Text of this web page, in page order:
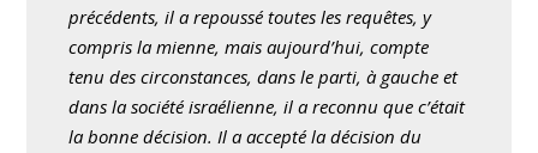
précédents, il a repoussé toutes les requêtes, y
compris la mienne, mais aujourd’hui, compte
tenu des circonstances, dans le parti, à gauche et
dans la société israélienne, il a reconnu que c’était
la bonne décision. Il a accepté la décision du